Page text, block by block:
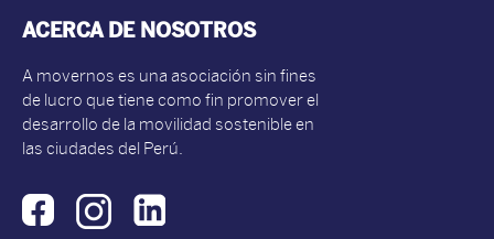
ACERCA DE NOSOTROS
A movernos es una asociación sin fines
de lucro que tiene como fin promover el
desarrollo de la movilidad sostenible en
las ciudades del Perú.